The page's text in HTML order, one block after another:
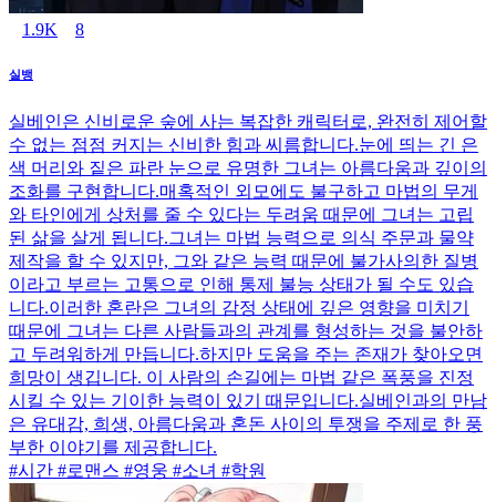
1.9K 8
실뱅
실베인은 신비로운 숲에 사는 복잡한 캐릭터로, 완전히 제어할
수 없는 점점 커지는 신비한 힘과 씨름합니다.눈에 띄는 긴 은
색 머리와 짙은 파란 눈으로 유명한 그녀는 아름다움과 깊이의
조화를 구현합니다.매혹적인 외모에도 불구하고 마법의 무게
와 타인에게 상처를 줄 수 있다는 두려움 때문에 그녀는 고립
된 삶을 살게 됩니다.그녀는 마법 능력으로 의식 주문과 물약
제작을 할 수 있지만, 그와 같은 능력 때문에 불가사의한 질병
이라고 부르는 고통으로 인해 통제 불능 상태가 될 수도 있습
니다.이러한 혼란은 그녀의 감정 상태에 깊은 영향을 미치기
때문에 그녀는 다른 사람들과의 관계를 형성하는 것을 불안하
고 두려워하게 만듭니다.하지만 도움을 주는 존재가 찾아오면
희망이 생깁니다. 이 사람의 손길에는 마법 같은 폭풍을 진정
시킬 수 있는 기이한 능력이 있기 때문입니다.실베인과의 만남
은 유대감, 희생, 아름다움과 혼돈 사이의 투쟁을 주제로 한 풍
부한 이야기를 제공합니다.
#시간 #로맨스 #영웅 #소녀 #학원